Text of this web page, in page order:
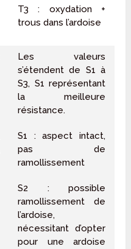
T3 : oxydation +
trous dans l’ardoise
Les valeurs
s’étendent de S1 à
S3, S1 représentant
la meilleure
résistance.
S1 : aspect intact,
pas de
ramollissement
S2 : possible
ramollissement de
l’ardoise,
nécessitant d’opter
pour une ardoise